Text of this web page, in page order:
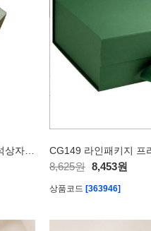
8,625원 8,453원
상품코드 [363946]